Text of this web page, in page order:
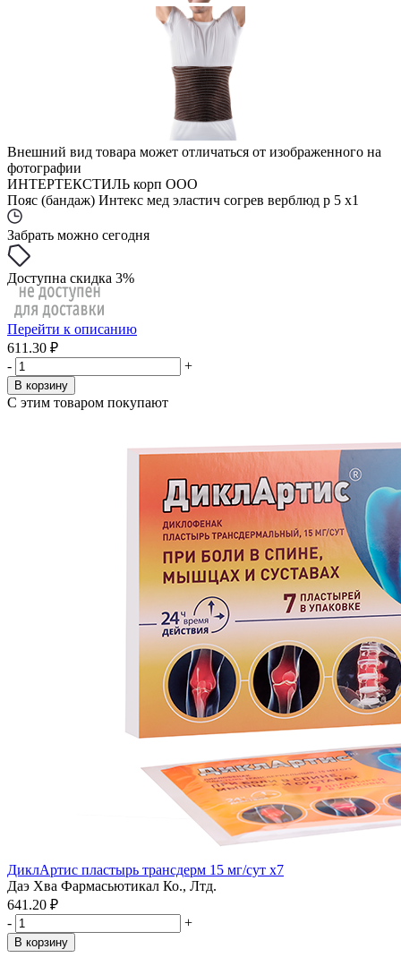
Внешний вид товара может отличаться от изображенного на
фотографии
ИНТЕРТЕКСТИЛЬ корп ООО
Пояс (бандаж) Интекс мед эластич согрев верблюд р 5 x1
Забрать можно сегодня
Доступна скидка 3%
Перейти к описанию
611.30 ₽
-
+
В корзину
С этим товаром покупают
ДиклАртис пластырь трансдерм 15 мг/сут x7
Даэ Хва Фармасьютикал Ко., Лтд.
641.20 ₽
-
+
В корзину